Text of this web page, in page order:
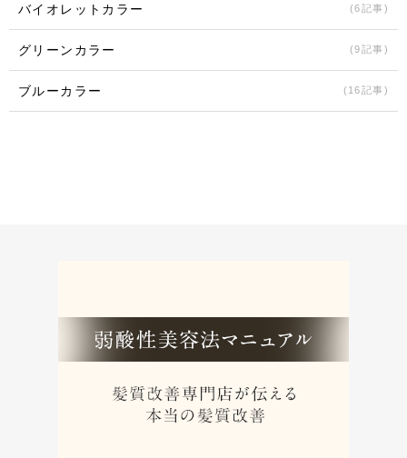
バイオレットカラー (6記事)
グリーンカラー (9記事)
ブルーカラー (16記事)